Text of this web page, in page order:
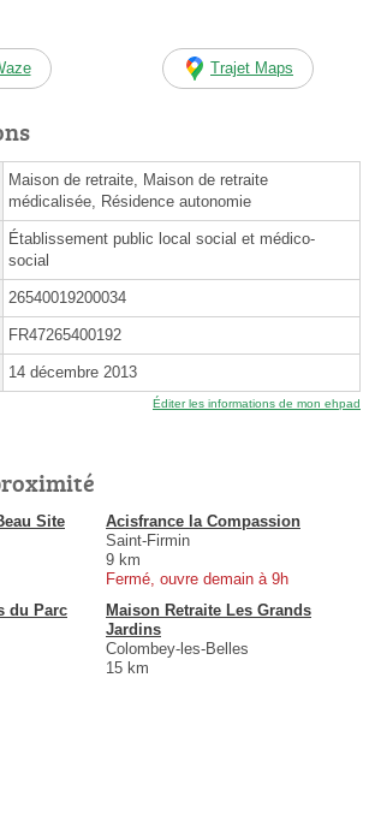
Trajet Maps
Maison de retraite, Maison de retraite
médicalisée, Résidence autonomie
Établissement public local social et médico-
social
26540019200034
FR47265400192
14 décembre 2013
Éditer les informations de mon ehpad
Site
Acisfrance la Compassion
Saint-Firmin
9 km
Fermé, ouvre demain à 9h
du Parc
Maison Retraite Les Grands
Jardins
Colombey-les-Belles
15 km